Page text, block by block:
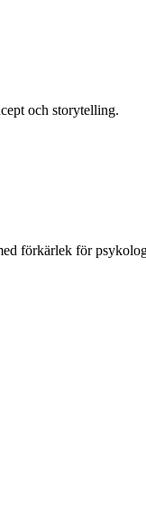
och storytelling.
förkärlek för